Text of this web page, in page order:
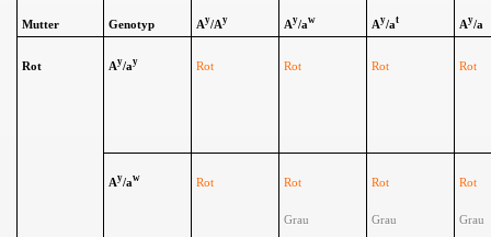
Mutter Genotyp Ay/Ay Ay/aw Ay/at Ay/a
Rot Ay/ay Rot Rot Rot Rot
Ay/aw Rot Rot
Grau
Rot
Grau
Rot
Grau